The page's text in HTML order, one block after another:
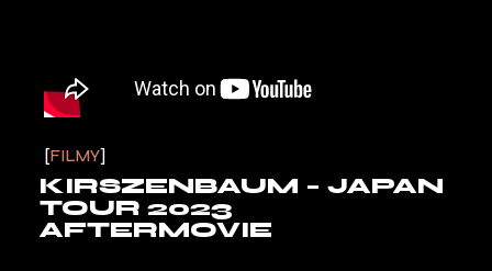
FILMY
KIRSZENBAUM – JAPAN
TOUR 2023
AFTERMOVIE